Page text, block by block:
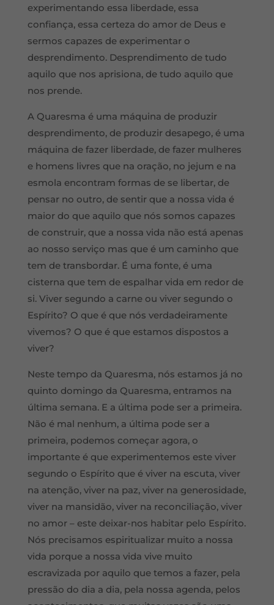
experimentando essa liberdade, essa
confiança, essa certeza do amor de Deus e
sermos capazes de experimentar o
desprendimento. Desprendimento de tudo
aquilo que nos aprisiona, de tudo aquilo que
nos prende.
A Quaresma é uma máquina de produzir
desprendimento, de produzir desapego, é uma
máquina de fazer liberdade, de fazer mulheres
e homens livres que na oração, no jejum e na
esmola encontram formas de se libertar, de
pensar no outro, de sentir que a nossa vida é
maior do que aquilo que nós somos capazes
de construir, que a nossa vida não está apenas
ao nosso serviço mas que é um caminho que
tem de transbordar. É uma fonte, é uma
cisterna que tem de espalhar vida em redor de
si. Viver segundo a carne ou viver segundo o
Espírito? O que é que nós verdadeiramente
vivemos? O que é que estamos dispostos a
viver?
Neste tempo da Quaresma, nós estamos já no
quinto domingo da Quaresma, entramos na
última semana. E a última pode ser a primeira.
Não é mal nenhum, a última pode ser a
primeira, podemos começar agora, o
importante é que experimentemos este viver
segundo o Espírito que é viver na escuta, viver
na atenção, viver na paz, viver na generosidade,
viver na mansidão, viver na reconciliação, viver
no amor – este deixar-nos habitar pelo Espírito.
Nós precisamos espiritualizar muito a nossa
vida porque a nossa vida vive muito
escravizada por aquilo que temos a fazer, pela
pressão do dia a dia, pela nossa agenda, pelos